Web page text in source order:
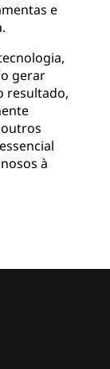
e
gerar
resultado,
à